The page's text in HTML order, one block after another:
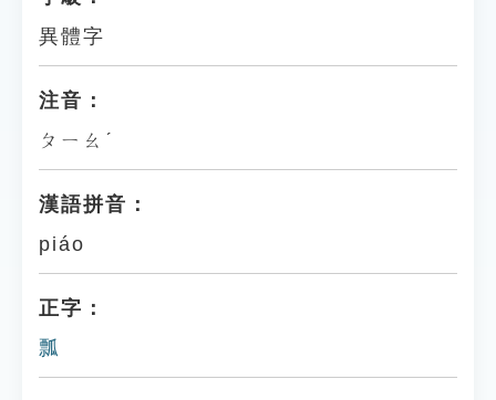
異體字
注音：
ㄆㄧㄠˊ
漢語拼音：
piáo
正字：
瓢